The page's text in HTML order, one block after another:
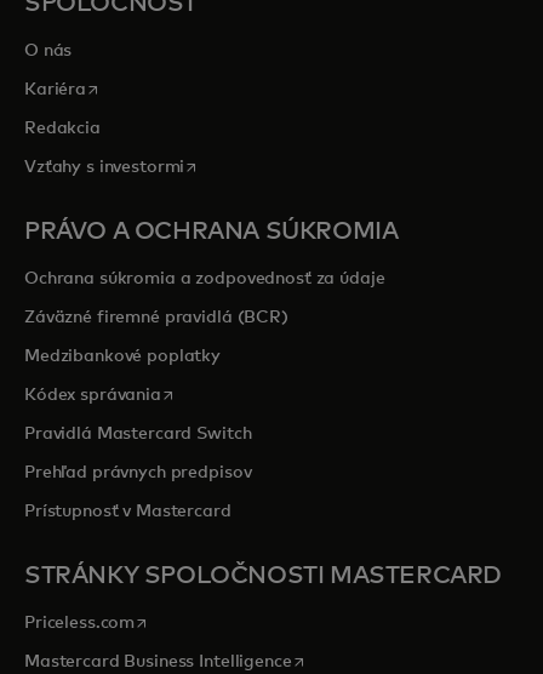
O nás
Kariéra opens in a new tab
Redakcia
Vzťahy s investormi opens in a new tab
PRÁVO A OCHRANA SÚKROMIA
Ochrana súkromia a zodpovednosť za údaje
Záväzné firemné pravidlá (BCR)
Medzibankové poplatky
Kódex správaniaopens in a new tab
Pravidlá Mastercard Switch
Prehľad právnych predpisov
Prístupnosť v Mastercard
STRÁNKY SPOLOČNOSTI MASTERCARD
Priceless.com opens in a new tab
Mastercard Business Intelligenceopens in a new tab